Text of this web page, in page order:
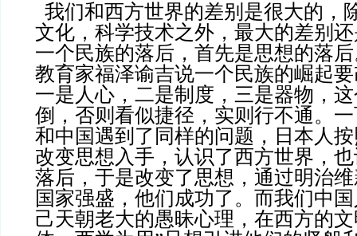
我们和西方世界的差别是很大的，
文化，科学技术之外，最大的差别
一个民族的落后，首先是思想的落
教育家福泽谕吉说一个民族的崛起
一是人心，二是制度，三是器物，
倒，否则看似捷径，实则行不通。
和中国遇到了同样的问题，日本人
改变思想入手，认识了西方世界，
落后，于是改变了思想，通过明治
国家强盛，他们成功了。而我们中
己天朝老大的愚昧心理，在西方的